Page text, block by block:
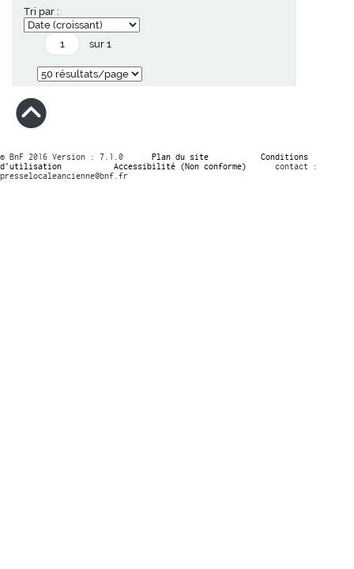
Tri par :
sur 1
© BnF 2016 Version : 7.1.0 Plan du site
Conditions
d’utilisation
Accessibilité (Non conforme)
contact :
presselocaleancienne@bnf.fr